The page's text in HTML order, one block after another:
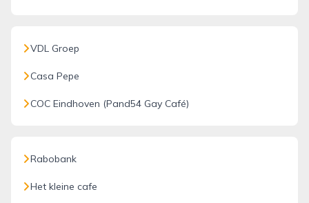
VDL Groep
Casa Pepe
COC Eindhoven (Pand54 Gay Café)
Rabobank
Het kleine cafe